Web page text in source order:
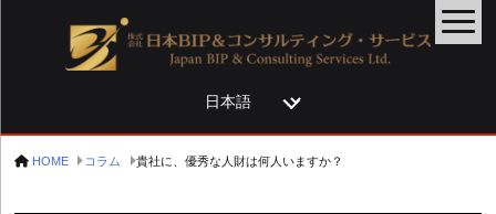
選
HOME コラム 貴社に、優秀な人財は何人いますか？